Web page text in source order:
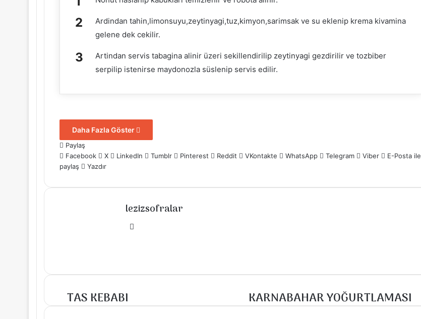
Ardindan tahin,limonsuyu,zeytinyagi,tuz,kimyon,sarimsak ve su eklenip krema kivamina
gelene dek cekilir.
Artindan servis tabagina alinir üzeri sekillendirilip zeytinyagi gezdirilir ve tozbiber
serpilip istenirse maydonozla süslenip servis edilir.
Daha Fazla Göster
Paylaş
Facebook
X LinkedIn Tumblr Pinterest Reddit VKontakte WhatsApp Telegram Viber
E-Posta ile
paylaş
Yazdır
lezizsofralar
TAS
KEBABI
TAS KEBABI
KARNABAHAR
YOĞURTLAMASI
KARNABAHAR YOĞURTLAMASI